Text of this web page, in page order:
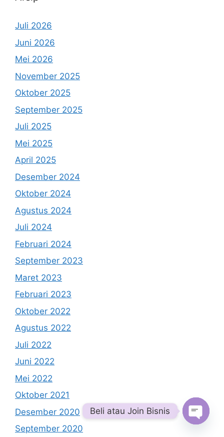
Juli 2026
Juni 2026
Mei 2026
November 2025
Oktober 2025
September 2025
Juli 2025
Mei 2025
April 2025
Desember 2024
Oktober 2024
Agustus 2024
Juli 2024
Februari 2024
September 2023
Maret 2023
Februari 2023
Oktober 2022
Agustus 2022
Juli 2022
Juni 2022
Mei 2022
Oktober 2021
Desember 2020
September 2020
Beli atau Join Bisnis